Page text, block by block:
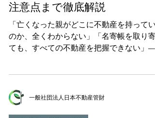
されるのか？｜所有者不明土地問題の深刻
要と仕組み 4. スマート変更登記のメリット6
つ 5. スマート変更登記の対象者と利用条件
6. 【個人向け】検索用情報の申出方法を徹
による利用方法 8. スマート変更登記の流れ
｜申出から変更登記完了まで 9..
注意点まで徹底解説
「亡くなった親がどこに不動産を持ってい
のか、全くわからない」「名寄帳を取り寄
ても、すべての不動産を把握できない」
制度は、法務局に請求するだけで、特定の
が 全国で所有する不動産を一括でリスト化
一般社団法人日本不動産管財